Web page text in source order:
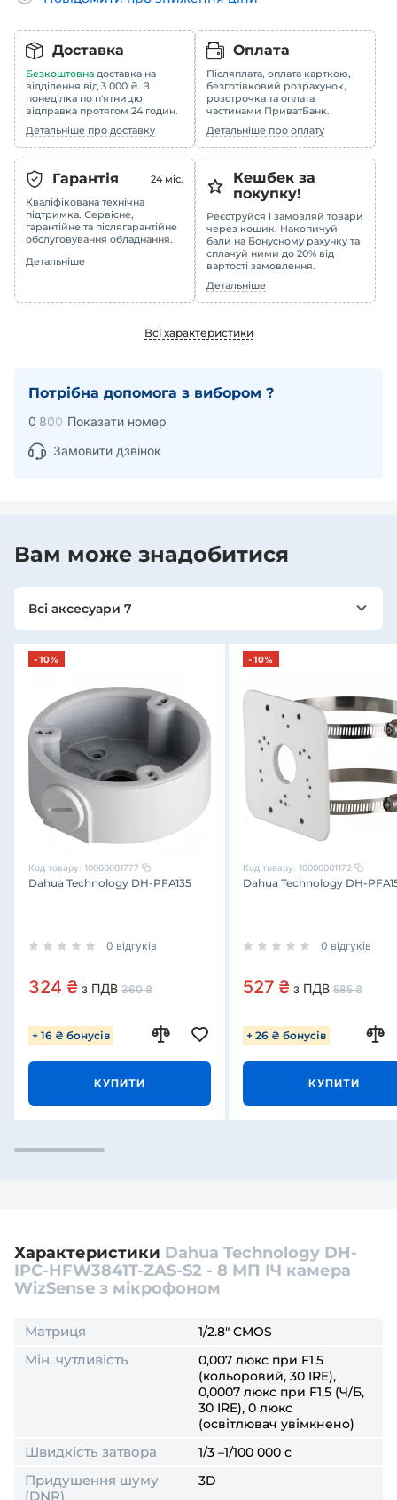
Доставка
Безкоштовна доставка на
відділення від 3 000 ₴. З
понеділка по п'ятницю
відправка протягом 24 годин.
Детальніше про доставку
Оплата
Післяплата, оплата карткою,
безготівковий розрахунок,
розстрочка та оплата
частинами ПриватБанк.
Детальніше про оплату
Гарантія 24 міс.
Кваліфікована технічна
підтримка. Сервісне,
гарантійне та післягарантійне
обслуговування обладнання.
Детальніше
Кешбек за
покупку!
Реєструйся і замовляй товари
через кошик. Накопичуй
бали на Бонусному рахунку та
сплачуй ними до 20% від
вартості замовлення.
Детальніше
Всі характеристики
Потрібна допомога з вибором ?
0 800 Показати номер
Замовити дзвінок
Вам може знадобитися
Всі аксесуари 7
-10%
Код товару: 10000001777
Dahua Technology DH-PFA135
0 відгуків
324 ₴ з ПДВ 360 ₴
+ 16 ₴ бонусів
КУПИТИ
-10%
Код товару: 10000001172
Dahua Technology DH-
0 відгуків
527 ₴ з ПДВ 585 ₴
+ 26 ₴ бонусів
КУПИТИ
Характеристики Dahua Technology DH-
IPC-HFW3841T-ZAS-S2 - 8 МП ІЧ камера
WizSense з мікрофоном
Матриця 1/2.8" CMOS
Мін. чутливість
0,007 люкс при F1.5
(кольоровий, 30 IRE),
0,0007 люкс при F1,5 (Ч/Б,
30 IRE), 0 люкс
(освітлювач увімкнено)
Швидкість затвора 1/3 –1/100 000 с
Придушення шуму
(DNR)
3D